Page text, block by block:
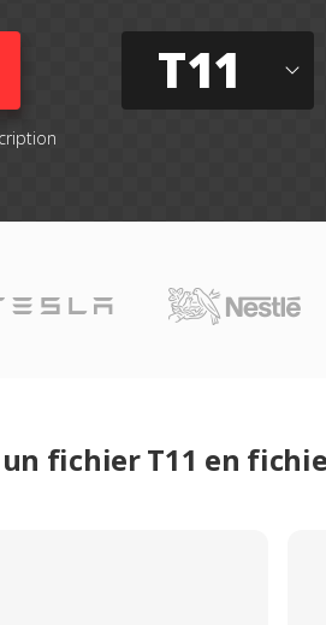
T11
fichier T11 en